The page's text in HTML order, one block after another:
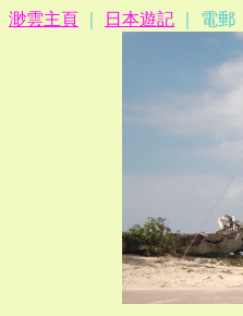
渺雲主頁 日本遊記 ｜ 電郵